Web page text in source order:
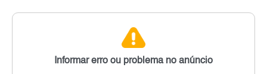
Informar erro ou problema no anúncio